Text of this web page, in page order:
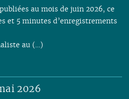
au mois de juin 2026, ce
et 5 minutes d’enregistrements
au (…)
2026